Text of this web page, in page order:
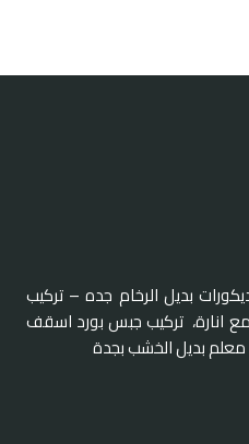
بديل الرخام جده – تركيب
انارة، تركيب جبس بورد اسقف
بديل الخشب بجدة